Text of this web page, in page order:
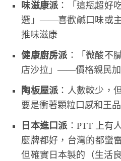
味滋康派：「這瓶超好
選」——喜歡鹹口味或
推味滋康
健康廚房派：「微酸不
店沙拉」——價格親民加
陶板屋派：人數較少，
要是衝著顆粒口感和王
日本進口派：PTT 上有
麼牌都好，台灣的都蠻
但確實日本製的（生活